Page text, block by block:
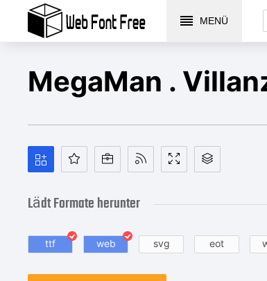
MENÜ
MegaMan .
Lädt Formate herunter
ttf web svg eot